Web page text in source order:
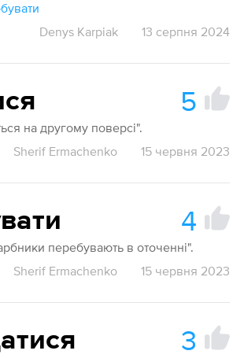
Denys Karpiak 13 серпня 2024
5
на другому поверсі".
Sherif Ermachenko 15 червня 2023
4
перебувають в оточенні".
Sherif Ermachenko 15 червня 2023
3